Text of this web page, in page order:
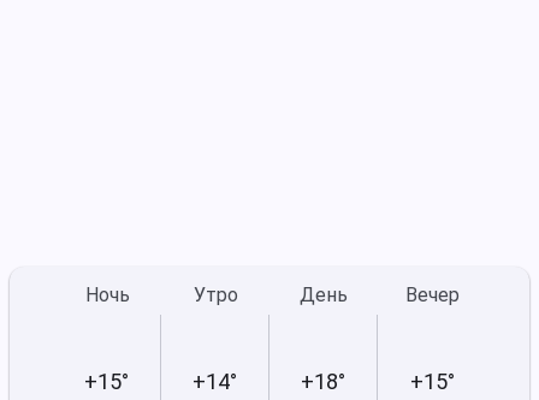
Ночь
+15°
Утро
+14°
День
+18°
Вечер
+15°